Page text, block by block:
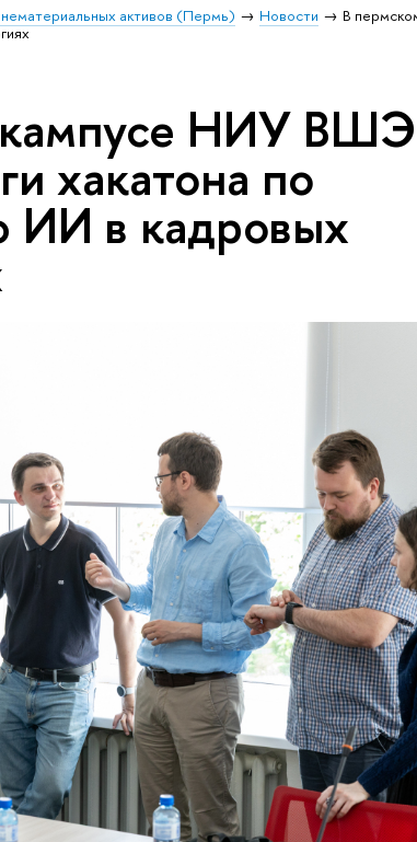
активов (Пермь) Новости
В
НИУ ВШЭ
хакатона по
ИИ в кадровых